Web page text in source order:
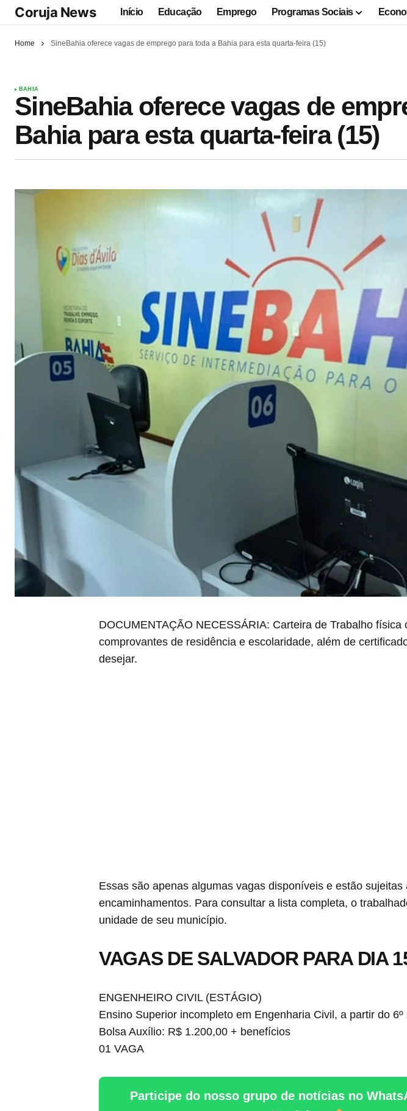
Coruja News Início Educação Emprego Programas Sociais
Home SineBahia oferece vagas de emprego para toda a Bahia para esta quarta-feira (15)
BAHIA
SineBahia oferece vagas de
Bahia para esta quarta-feira (15)
DOCUMENTAÇÃO NECESSÁRIA: Carteira de Trabalho física
comprovantes de residência e escolaridade, além de
desejar.
Essas são apenas algumas vagas disponíveis e estão sujeitas
encaminhamentos. Para consultar a lista completa, o
unidade de seu município.
VAGAS DE SALVADOR PARA DIA
ENGENHEIRO CIVIL (ESTÁGIO)
Ensino Superior incompleto em Engenharia Civil, a partir do 6º
Bolsa Auxílio: R$ 1.200,00 + benefícios
01 VAGA
Participe do nosso grupo de notícias no